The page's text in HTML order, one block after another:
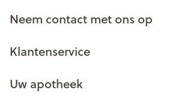
Neem contact met ons op
Klantenservice
Uw apotheek